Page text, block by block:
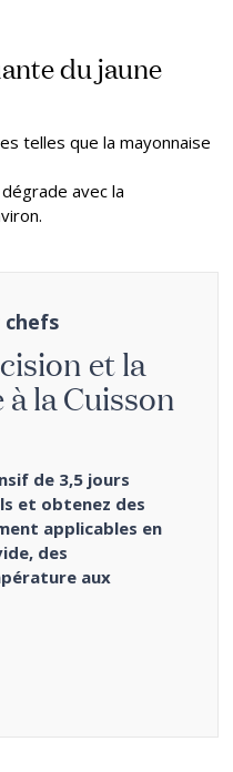
du jaune
telles que la mayonnaise
avec la
chefs
et la
la Cuisson
de 3,5 jours
et obtenez des
applicables en
des
aux